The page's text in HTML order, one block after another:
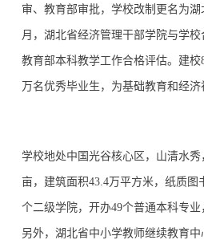
审、教育部审批，学校改制更名为湖
月，湖北省经济管理干部学院与学
教育部本科教学工作合格评估。建
万名优秀毕业生，为基础教育和经济
学校地处中国光谷核心区，山清水
亩，建筑面积43.4万平方米，纸质图
个二级学院，开办49个普通本科专业
另外，湖北省中小学教师继续教育